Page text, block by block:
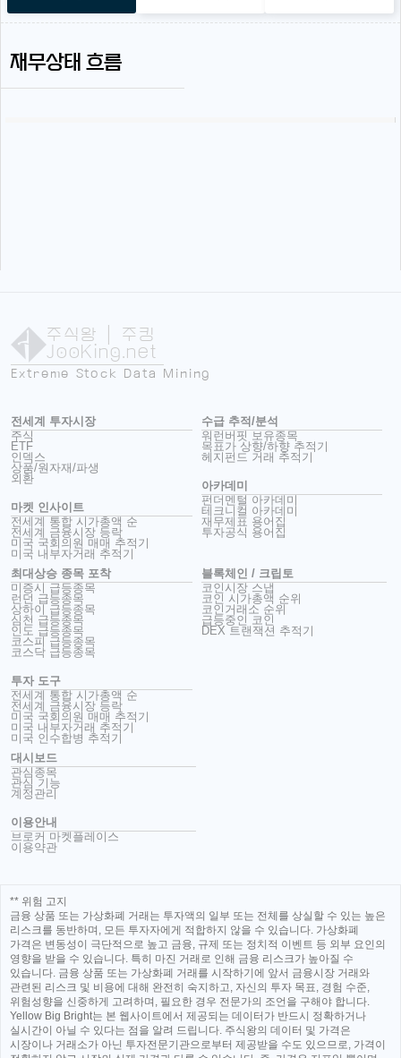
재무상태 흐름
주식왕 | 주킹
JooKing.net
Extreme Stock Data Mining
전세계 투자시장
주식
ETF
인덱스
상품/원자재/파생
외환
마켓 인사이트
전세계 통합 시가총액 순
전세계 금융시장 등락
미국 국회의원 매매 추적기
미국 내부자거래 추적기
수급 추적/분석
워런버핏 보유종목
목표가 상향/하향 추적기
헤지펀드 거래 추적기
아카데미
펀더멘털 아카데미
테크니컬 아카데미
재무제표 용어집
투자공식 용어집
최대상승 종목 포착
미증시 급등종목
런던 급등종목
상하이 급등종목
심천 급등종목
인도 급등종목
코스피 급등종목
코스닥 급등종목
투자 도구
전세계 통합 시가총액 순
전세계 금융시장 등락
미국 국회의원 매매 추적기
미국 내부자거래 추적기
미국 인수합병 추적기
블록체인 / 크립토
코인시장 스냅
코인 시가총액 순위
코인거래소 순위
급등중인 코인
DEX 트랜잭션 추적기
대시보드
관심종목
관심 기능
계정관리
이용안내
브로커 마켓플레이스
이용약관
** 위험 고지
금융 상품 또는 가상화폐 거래는 투자액의 일부 또는 전체를 상실할 수 있는 높은
리스크를 동반하며, 모든 투자자에게 적합하지 않을 수 있습니다. 가상화폐
가격은 변동성이 극단적으로 높고 금융, 규제 또는 정치적 이벤트 등 외부 요인의
영향을 받을 수 있습니다. 특히 마진 거래로 인해 금융 리스크가 높아질 수
있습니다. 금융 상품 또는 가상화폐 거래를 시작하기에 앞서 금융시장 거래와
관련된 리스크 및 비용에 대해 완전히 숙지하고, 자신의 투자 목표, 경험 수준,
위험성향을 신중하게 고려하며, 필요한 경우 전문가의 조언을 구해야 합니다.
Yellow Big Bright는 본 웹사이트에서 제공되는 데이터가 반드시 정확하거나
실시간이 아닐 수 있다는 점을 알려 드립니다. 주식왕의 데이터 및 가격은
시장이나 거래소가 아닌 투자전문기관으로부터 제공받을 수도 있으므로, 가격이